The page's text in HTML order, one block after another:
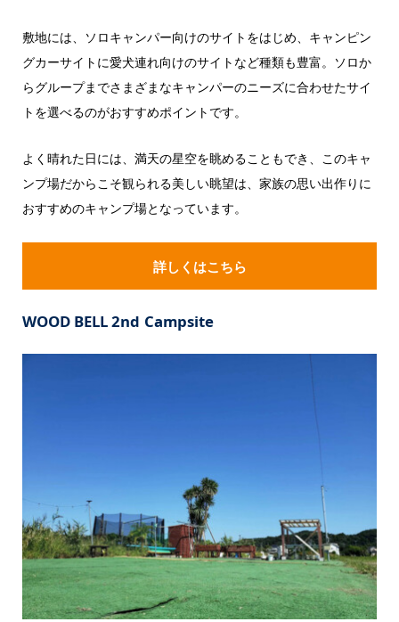
敷地には、ソロキャンパー向けのサイトをはじめ、キャンピン
グカーサイトに愛犬連れ向けのサイトなど種類も豊富。ソロか
らグループまでさまざまなキャンパーのニーズに合わせたサイ
トを選べるのがおすすめポイントです。
よく晴れた日には、満天の星空を眺めることもでき、このキャ
ンプ場だからこそ観られる美しい眺望は、家族の思い出作りに
おすすめのキャンプ場となっています。
詳しくはこちら
WOOD BELL 2nd Campsite